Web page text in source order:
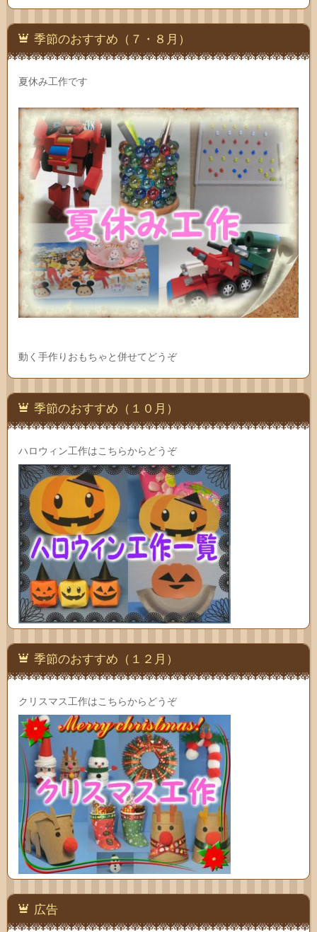
季節のおすすめ（７・８月）
夏休み工作です
動く手作りおもちゃと併せてどうぞ
季節のおすすめ（１０月）
ハロウィン工作はこちらからどうぞ
季節のおすすめ（１２月）
クリスマス工作はこちらからどうぞ
広告